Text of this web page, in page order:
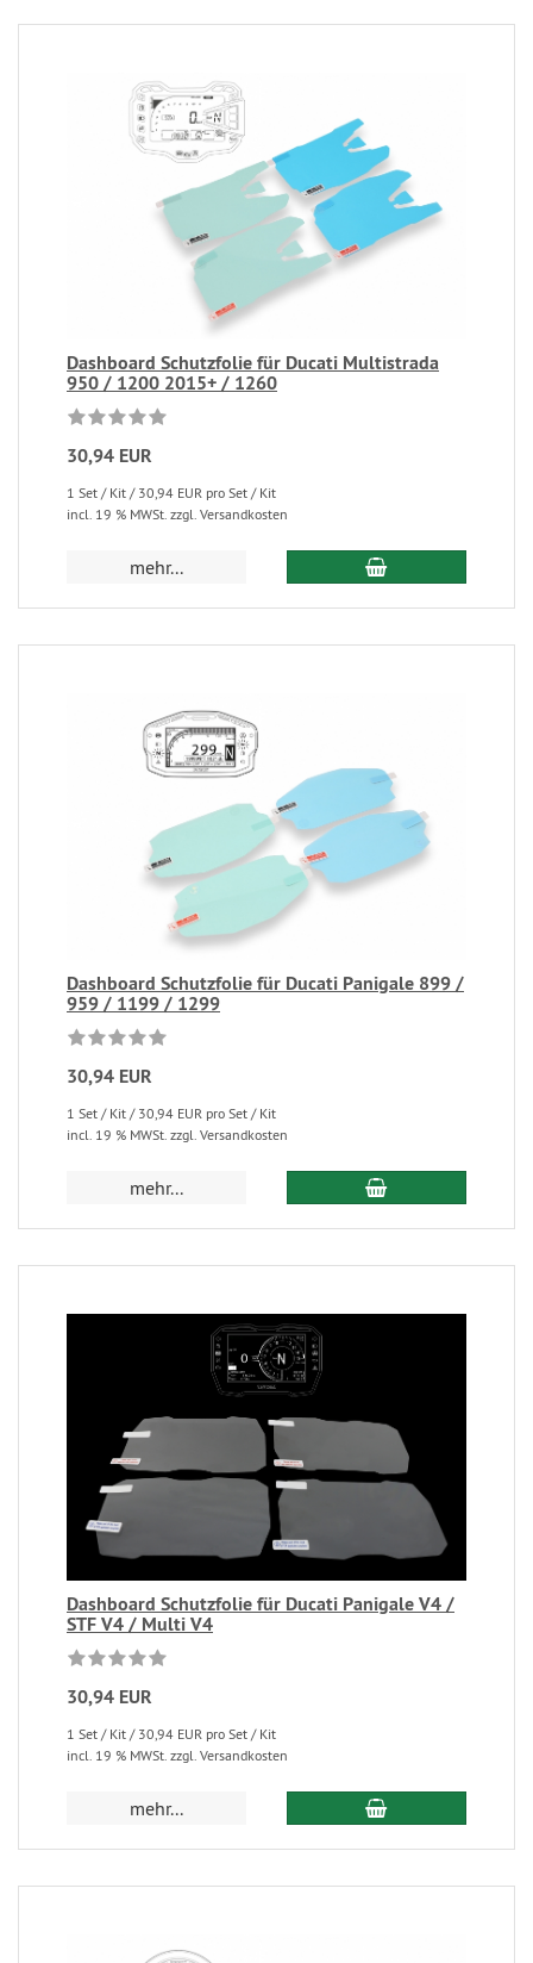
Dashboard Schutzfolie für Ducati Multistrada
950 / 1200 2015+ / 1260
30,94 EUR
1 Set / Kit / 30,94 EUR pro Set / Kit
incl. 19 % MWSt. zzgl. Versandkosten
mehr...
Dashboard Schutzfolie für Ducati Panigale 899 /
959 / 1199 / 1299
30,94 EUR
1 Set / Kit / 30,94 EUR pro Set / Kit
incl. 19 % MWSt. zzgl. Versandkosten
mehr...
Dashboard Schutzfolie für Ducati Panigale V4 /
STF V4 / Multi V4
30,94 EUR
1 Set / Kit / 30,94 EUR pro Set / Kit
incl. 19 % MWSt. zzgl. Versandkosten
mehr...